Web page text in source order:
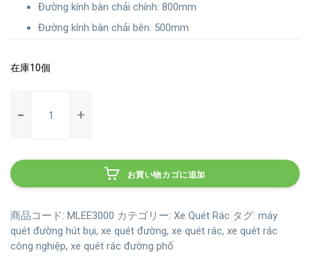
Đường kính bàn chải chính: 800mm
Đường kính bàn chải bên: 500mm
在庫10個
quét
phố
MLee3000
vòi
phun
sương
お買い物カゴに追加
商品コード: MLEE3000 カテゴリー: Xe Quét Rác タグ: máy
quét đường hút bụi, xe quét đường, xe quét rác, xe quét rác
công nghiệp, xe quét rác đường phố